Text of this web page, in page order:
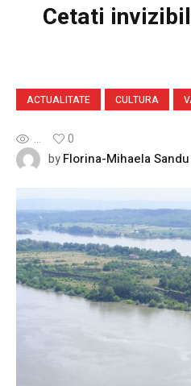
Cetati
ACTUALITATE CULTURA
...
0
byFlorina-Mihaela Sandu